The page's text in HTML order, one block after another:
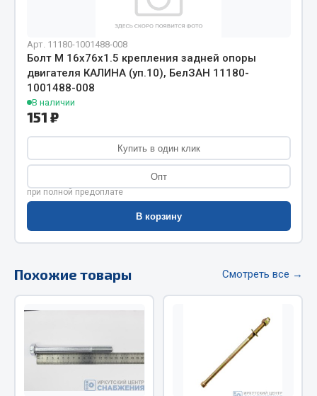
Адаптеры и переходники
Трубки, муфты, гайки
Угольники
Фитинги
Штуцеры
Весь раздел
Инструмент
Автомобильный инструмент
Измерительный инструмент
Режущий инструмент
Столярный инструмент
Показать ещё
Арт. 11180-1001488-008
Болт М 16х76х1.5 крепления задней опоры
двигателя КАЛИНА (уп.10), БелЗАН 11180-
1001488-008
В наличии
151 ₽
Купить в один клик
Опт
при полной предоплате
В корзину
Похожие товары Смотреть все →